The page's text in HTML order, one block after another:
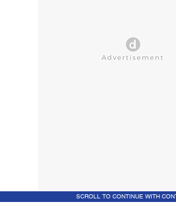
SCROLL TO CONTINUE WITH